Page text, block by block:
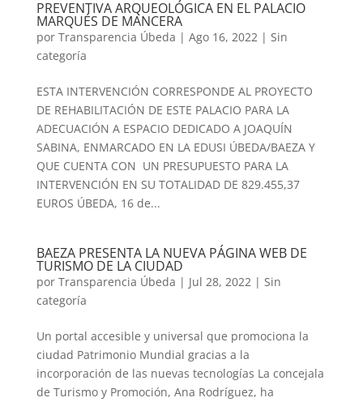
PREVENTIVA ARQUEOLÓGICA EN EL PALACIO
MARQUÉS DE MANCERA
por Transparencia Úbeda | Ago 16, 2022| Sin
categoría
ESTA INTERVENCIÓN CORRESPONDE AL PROYECTO
DE REHABILITACIÓN DE ESTE PALACIO PARA LA
ADECUACIÓN A ESPACIO DEDICADO A JOAQUÍN
SABINA, ENMARCADO EN LA EDUSI ÚBEDA/BAEZA Y
QUE CUENTA CON UN PRESUPUESTO PARA LA
INTERVENCIÓN EN SU TOTALIDAD DE 829.455,37
EUROS ÚBEDA, 16 de...
BAEZA PRESENTA LA NUEVA PÁGINA WEB DE
TURISMO DE LA CIUDAD
por Transparencia Úbeda | Jul 28, 2022| Sin
categoría
Un portal accesible y universal que promociona la
ciudad Patrimonio Mundial gracias a la
incorporación de las nuevas tecnologías La concejala
de Turismo y Promoción, Ana Rodríguez, ha